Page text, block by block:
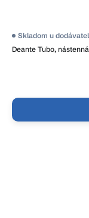
Deante Tubo,
Skladom u